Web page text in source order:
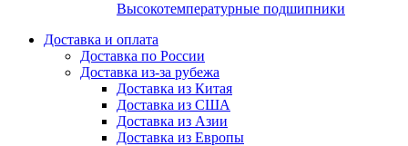
Высокотемпературные подшипники
Доставка и оплата
Доставка по России
Доставка из-за рубежа
Доставка из Китая
Доставка из США
Доставка из Азии
Доставка из Европы